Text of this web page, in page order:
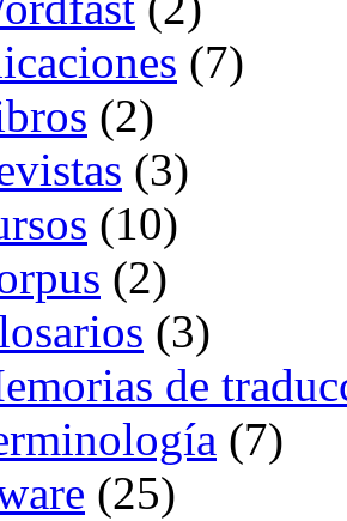
(7)
(2)
(3)
(10)
(2)
(3)
de
(7)
(25)